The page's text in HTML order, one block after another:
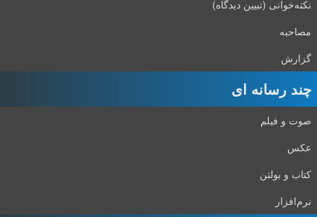
نکته‌خوانی (تبیین دیدگاه)
مصاحبه
گزارش
چند رسانه ای
صوت و فیلم
عکس
کتاب و بولتن
نرم‌افزار